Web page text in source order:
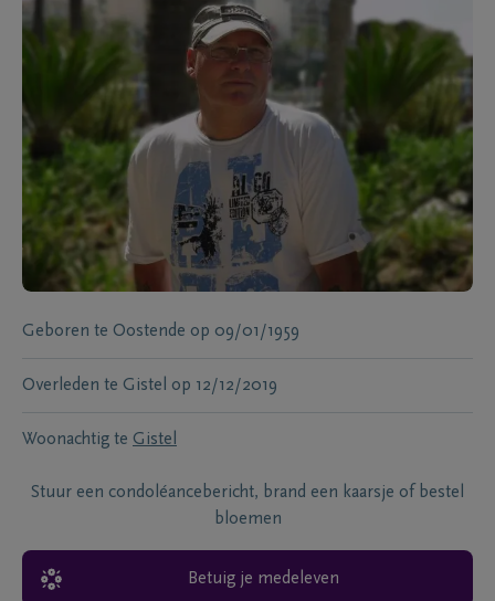
Geboren te Oostende op 09/01/1959
Overleden te Gistel op 12/12/2019
Woonachtig te Gistel
Stuur een condoléancebericht, brand een kaarsje of bestel
bloemen
Betuig je medeleven